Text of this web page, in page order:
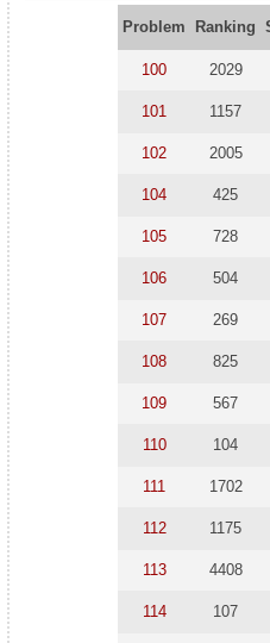
Problem Ranking
100 2029
101 1157
102 2005
104 425
105 728
106 504
107 269
108 825
109 567
110 104
111 1702
112 1175
113 4408
114 107